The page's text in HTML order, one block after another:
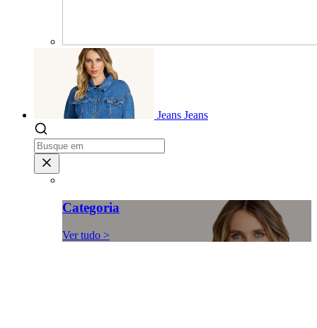
Jeans Jeans
Categoria
Ver tudo >